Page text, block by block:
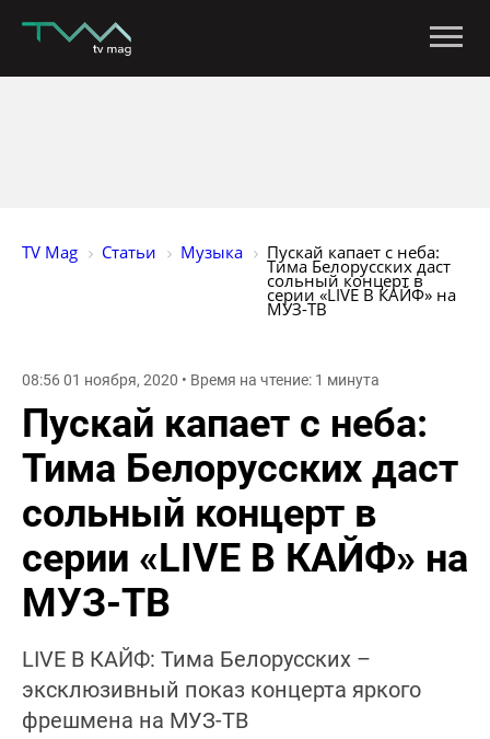
TV Mag Статьи Музыка Пускай капает с неба:
Тима Белорусских даст
сольный концерт в
серии «LIVE В КАЙФ» на
МУЗ-ТВ
08:56 01 ноября, 2020 • Время на чтение: 1 минута
Пускай капает с неба:
Тима Белорусских даст
сольный концерт в
серии «LIVE В КАЙФ» на
МУЗ-ТВ
LIVE В КАЙФ: Тима Белорусских –
эксклюзивный показ концерта яркого
фрешмена на МУЗ-ТВ⁩